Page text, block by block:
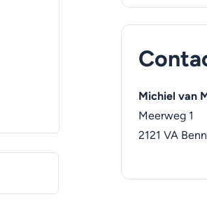
Michiel van
Meerweg 1
2121 VA